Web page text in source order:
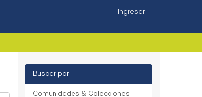
Ingresar
Buscar por
Comunidades & Colecciones